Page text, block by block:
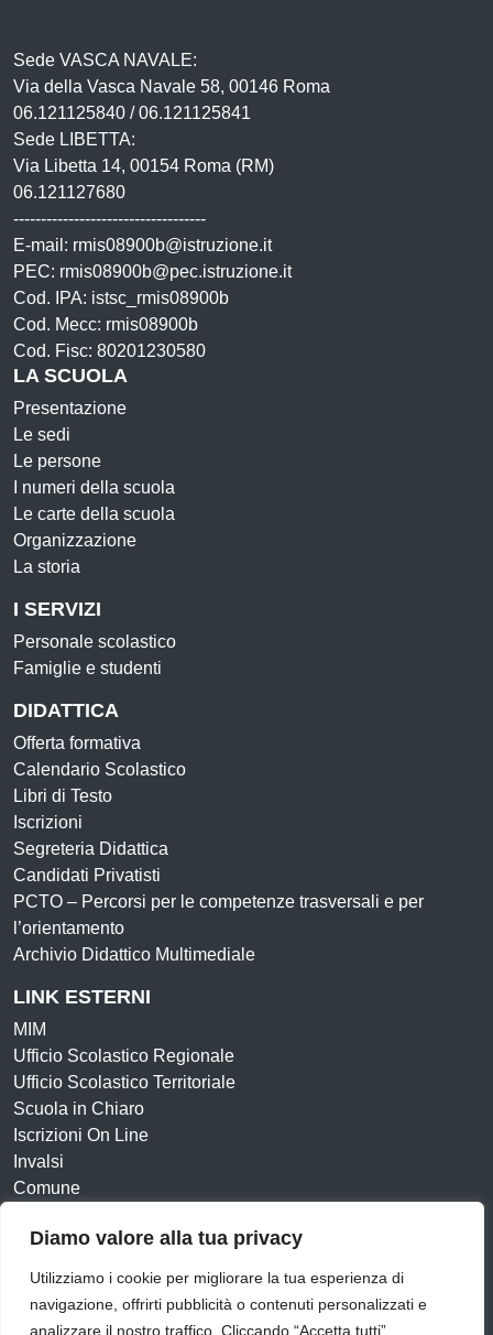
Diamo valore alla tua privacy
Utilizziamo i cookie per migliorare la tua esperienza di
navigazione, offrirti pubblicità o contenuti personalizzati e
analizzare il nostro traffico. Cliccando “Accetta tutti”,
Sede VASCA NAVALE:
Via della Vasca Navale 58, 00146 Roma
06.121125840 / 06.121125841
Sede LIBETTA:
Via Libetta 14, 00154 Roma (RM)
06.121127680
-----------------------------------
E-mail: rmis08900b@istruzione.it
PEC: rmis08900b@pec.istruzione.it
Cod. IPA: istsc_rmis08900b
Cod. Mecc: rmis08900b
Cod. Fisc: 80201230580
LA SCUOLA
Presentazione
Le sedi
Le persone
I numeri della scuola
Le carte della scuola
Organizzazione
La storia
I SERVIZI
Personale scolastico
Famiglie e studenti
DIDATTICA
Offerta formativa
Calendario Scolastico
Libri di Testo
Iscrizioni
Segreteria Didattica
Candidati Privatisti
PCTO – Percorsi per le competenze trasversali e per
l’orientamento
Archivio Didattico Multimediale
LINK ESTERNI
MIM
Ufficio Scolastico Regionale
Ufficio Scolastico Territoriale
Scuola in Chiaro
Iscrizioni On Line
Invalsi
Comune
Amministrazione Trasparente Albo online
Dichiarazione di accessibilitàObiettivi di accessibilità
Cookie PolicyPrivacy Policy